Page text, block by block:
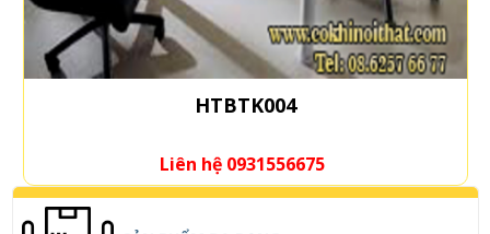
HTBTK004
Liên hệ 0931556675